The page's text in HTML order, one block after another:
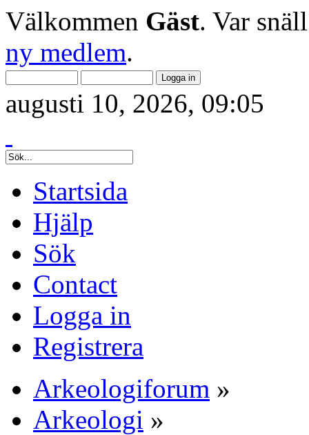
Välkommen Gäst. Var
ny medlem.
augusti 10, 2026, 09:05
Startsida
Hjälp
Sök
Contact
Logga in
Registrera
Arkeologiforum »
Arkeologi »